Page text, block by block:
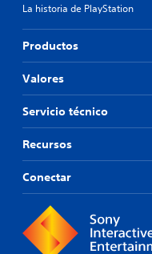
La historia de PlayStation
Productos
Valores
Servicio técnico
Recursos
Conectar